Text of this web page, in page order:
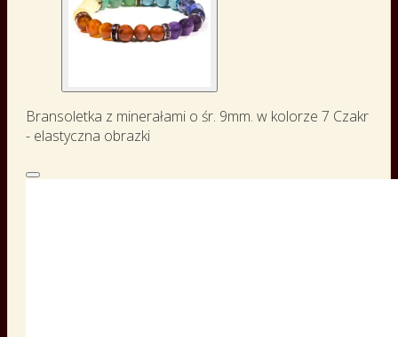
Bransoletka z minerałami o śr. 9mm. w kolorze 7 Czakr
- elastyczna obrazki